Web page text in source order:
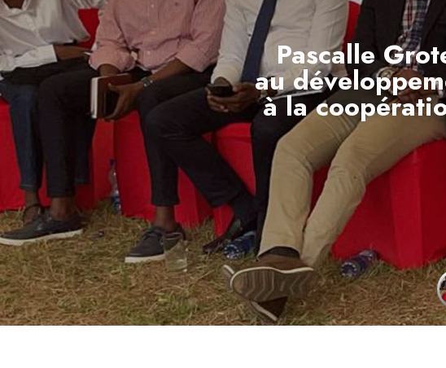
Pascalle
au
à la